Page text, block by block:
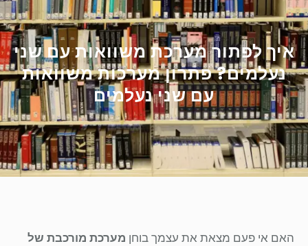
איך לפתור מערכת משוואות עם שני
נעלמים? פתרון מערכות משוואות
עם שני נעלמים
האם אי פעם מצאת את עצמך בוחן מערכת מורכבת של